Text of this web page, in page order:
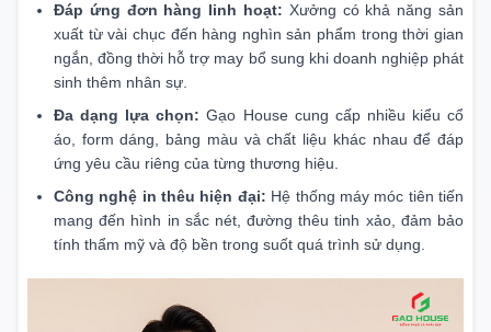
Đáp ứng đơn hàng linh hoạt: Xưởng có khả năng sản
xuất từ vài chục đến hàng nghìn sản phẩm trong thời gian
ngắn, đồng thời hỗ trợ may bổ sung khi doanh nghiệp phát
sinh thêm nhân sự.
Đa dạng lựa chọn: Gạo House cung cấp nhiều kiểu cổ
áo, form dáng, bảng màu và chất liệu khác nhau để đáp
ứng yêu cầu riêng của từng thương hiệu.
Công nghệ in thêu hiện đại: Hệ thống máy móc tiên tiến
mang đến hình in sắc nét, đường thêu tinh xảo, đảm bảo
tính thẩm mỹ và độ bền trong suốt quá trình sử dụng.